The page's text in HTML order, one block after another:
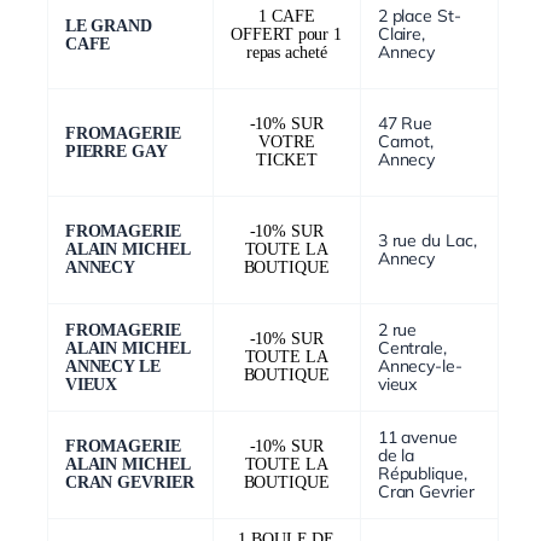
LE GRAND
CAFE
1 CAFE
OFFERT pour 1
repas acheté
2 place St-
Claire,
Annecy
FROMAGERIE
PIERRE GAY
-10% SUR
VOTRE
TICKET
47 Rue
Carnot,
Annecy
FROMAGERIE
ALAIN MICHEL
ANNECY
-10% SUR
TOUTE LA
BOUTIQUE
3 rue du Lac,
Annecy
FROMAGERIE
ALAIN MICHEL
ANNECY LE
VIEUX
-10% SUR
TOUTE LA
BOUTIQUE
2 rue
Centrale,
Annecy-le-
vieux
FROMAGERIE
ALAIN MICHEL
CRAN GEVRIER
-10% SUR
TOUTE LA
BOUTIQUE
11 avenue
de la
République,
Cran Gevrier